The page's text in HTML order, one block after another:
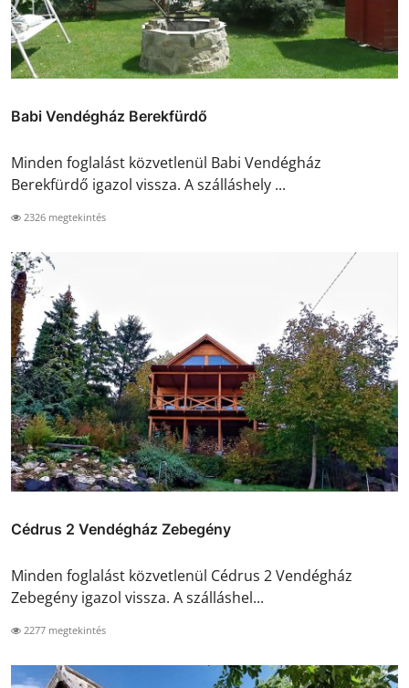
Babi Vendégház Berekfürdő
Minden foglalást közvetlenül Babi Vendégház
Berekfürdő igazol vissza. A szálláshely ...
2326 megtekintés
Cédrus 2 Vendégház Zebegény
Minden foglalást közvetlenül Cédrus 2 Vendégház
Zebegény igazol vissza. A szálláshel...
2277 megtekintés